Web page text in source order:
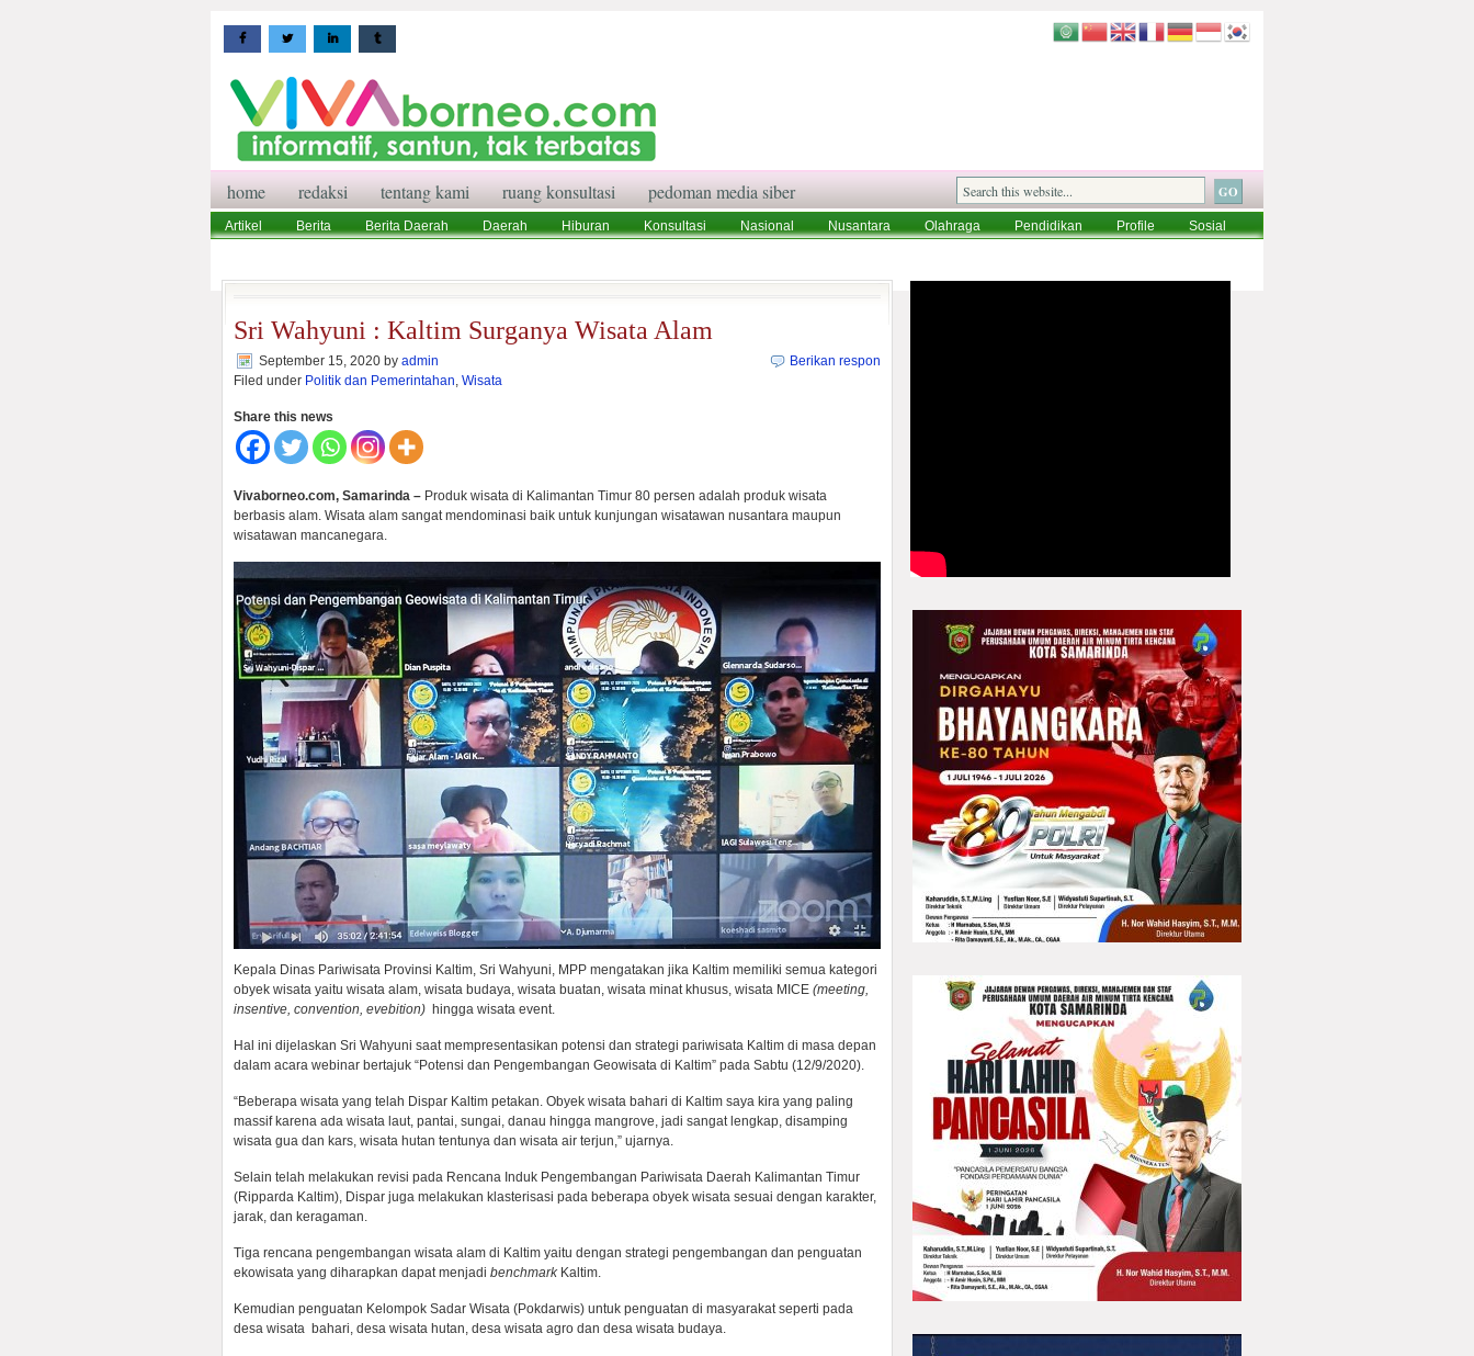
home redaksi tentang kami ruang konsultasi pedoman media siber
Artikel Berita Berita Daerah Daerah Hiburan Konsultasi Nasional Nusantara Olahraga Pendidikan Profile
Sosial
Sri Wahyuni : Kaltim Surganya Wisata Alam
September 15, 2020 by admin
Filed under Politik dan Pemerintahan, Wisata
Berikan respon
Share this news
Vivaborneo.com, Samarinda – Produk wisata di Kalimantan Timur 80 persen adalah produk wisata
berbasis alam. Wisata alam sangat mendominasi baik untuk kunjungan wisatawan nusantara maupun
wisatawan mancanegara.
Kepala Dinas Pariwisata Provinsi Kaltim, Sri Wahyuni, MPP mengatakan jika Kaltim memiliki semua kategori
obyek wisata yaitu wisata alam, wisata budaya, wisata buatan, wisata minat khusus, wisata MICE (meeting,
insentive, convention, evebition) hingga wisata event.
Hal ini dijelaskan Sri Wahyuni saat mempresentasikan potensi dan strategi pariwisata Kaltim di masa depan
dalam acara webinar bertajuk “Potensi dan Pengembangan Geowisata di Kaltim” pada Sabtu (12/9/2020).
“Beberapa wisata yang telah Dispar Kaltim petakan. Obyek wisata bahari di Kaltim saya kira yang paling
massif karena ada wisata laut, pantai, sungai, danau hingga mangrove, jadi sangat lengkap, disamping
wisata gua dan kars, wisata hutan tentunya dan wisata air terjun,” ujarnya.
Selain telah melakukan revisi pada Rencana Induk Pengembangan Pariwisata Daerah Kalimantan Timur
(Ripparda Kaltim), Dispar juga melakukan klasterisasi pada beberapa obyek wisata sesuai dengan karakter,
jarak, dan keragaman.
Tiga rencana pengembangan wisata alam di Kaltim yaitu dengan strategi pengembangan dan penguatan
ekowisata yang diharapkan dapat menjadi benchmarkKaltim.
Kemudian penguatan Kelompok Sadar Wisata (Pokdarwis) untuk penguatan di masyarakat seperti pada
desa wisata bahari, desa wisata hutan, desa wisata agro dan desa wisata budaya.